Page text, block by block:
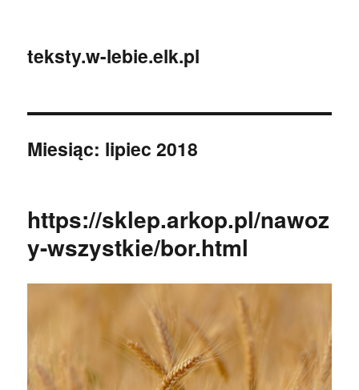
teksty.w-lebie.elk.pl
Miesiąc: lipiec 2018
https://sklep.arkop.pl/nawoz
y-wszystkie/bor.html